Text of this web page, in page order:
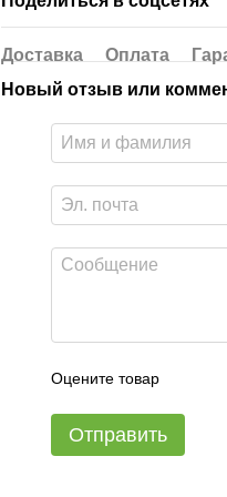
Доставка Оплата
Новый отзыв или
Оцените товар
Отправить